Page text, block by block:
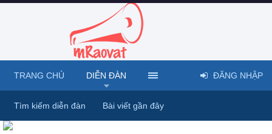
TRANG CHỦ DIỄN ĐÀN
Tìm kiếm diễn đàn Bài viết gần đây
ĐĂNG NHẬP